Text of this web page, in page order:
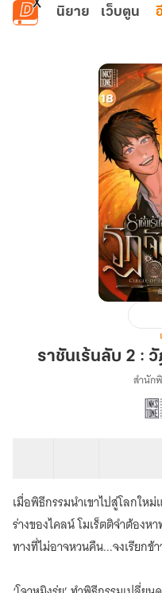
ข้ามไปยังเนื้อหาหลัก
นิยาย เว็บตูน
ราชัน
ลับ
18
ราชันเร้นลับ 2 :
สำนัก
เมื่อพิธีกรรมนำเขาไปสู่โลกให
ร่างของไคลน์ โมเร็ตติจำต้องห
ทางที่ไม่อาจหวนคืน...จงเรียกข้